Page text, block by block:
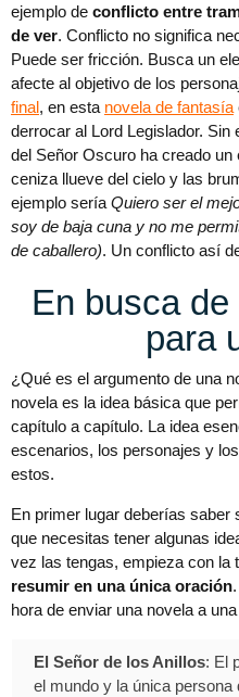
ejemplo de conflicto entre
de ver. Conflicto no significa
Puede ser fricción. Busca un
afecte al objetivo de los
final, en esta novela de fantasía
derrocar al Lord Legislador.
del Señor Oscuro ha creado
ceniza llueve del cielo y las
ejemplo seríaQuiero ser el
soy de baja cuna y no me
de caballero). Un conflicto así
En busca
para
¿Qué es el argumento de una
novela es la idea básica que
capítulo a capítulo. La idea
escenarios, los personajes y
estos.
En primer lugar deberías saber
que necesitas tener algunas
vez las tengas, empieza con la
resumir en una única oración
hora de enviar una novela a
El Señor de los Anillos: El
el mundo y la única